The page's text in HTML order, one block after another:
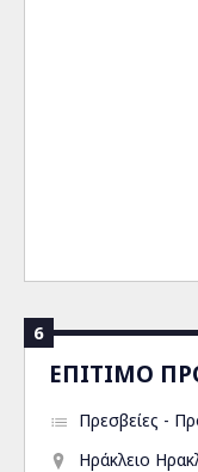
6
ΕΠΙΤΙΜΟ
Πρεσβείες -
Ηράκλειο